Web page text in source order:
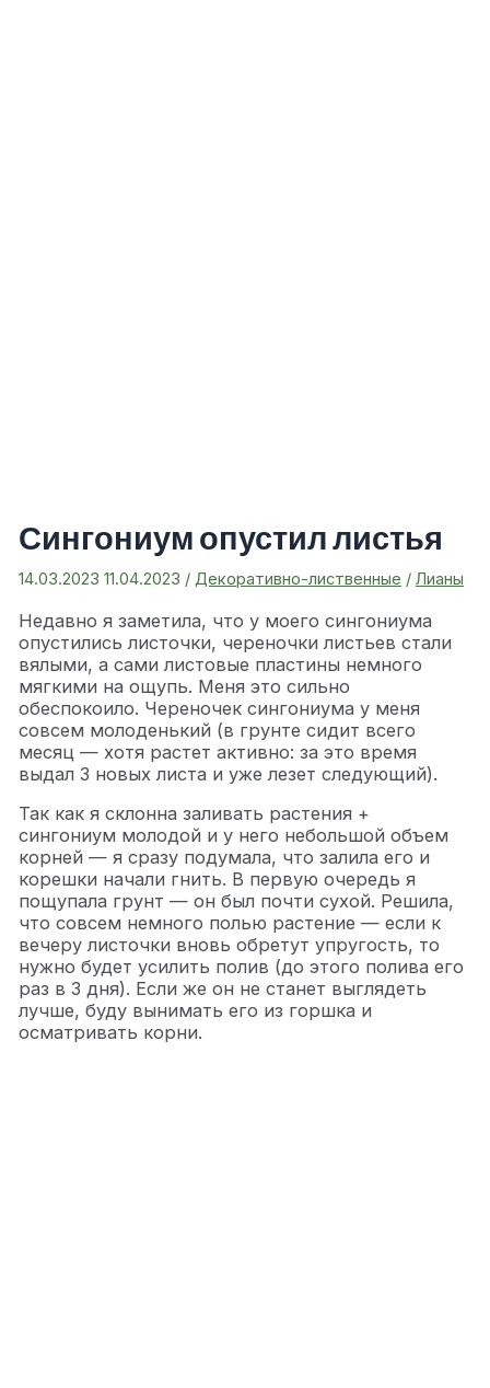
Сингониум опустил листья
14.03.2023 11.04.2023 /Декоративно-лиственные /Лианы
Недавно я заметила, что у моего сингониума
опустились листочки, череночки листьев стали
вялыми, а сами листовые пластины немного
мягкими на ощупь. Меня это сильно
обеспокоило. Череночек сингониума у меня
совсем молоденький (в грунте сидит всего
месяц — хотя растет активно: за это время
выдал 3 новых листа и уже лезет следующий).
Так как я склонна заливать растения +
сингониум молодой и у него небольшой объем
корней — я сразу подумала, что залила его и
корешки начали гнить. В первую очередь я
пощупала грунт — он был почти сухой. Решила,
что совсем немного полью растение — если к
вечеру листочки вновь обретут упругость, то
нужно будет усилить полив (до этого полива его
раз в 3 дня). Если же он не станет выглядеть
лучше, буду вынимать его из горшка и
осматривать корни.